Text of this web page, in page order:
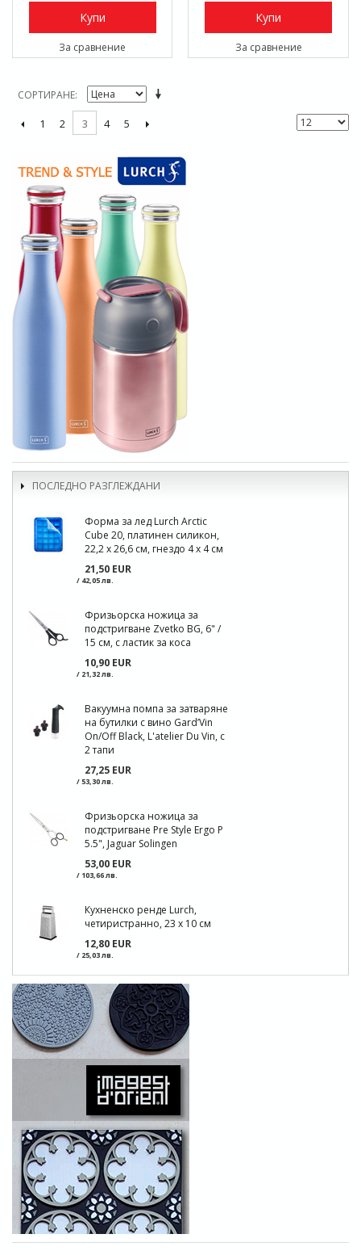
Купи
За сравнение
Купи
За сравнение
СОРТИРАНЕ
1 2 3 4 5
ПОСЛЕДНО РАЗГЛЕЖДАНИ
Форма за лед Lurch Arctic
Cube 20, платинен силикон,
22,2 x 26,6 см, гнездо 4 x 4 см
21,50 EUR
/ 42,05 лв.
Фризьорска ножица за
подстригване Zvetko BG, 6" /
15 см, с ластик за коса
10,90 EUR
/ 21,32 лв.
Вакуумна помпа за затваряне
на бутилки с вино Gard’Vin
On/Off Black, L'atelier Du Vin, с
2 тапи
27,25 EUR
/ 53,30 лв.
Фризьорска ножица за
подстригване Pre Style Ergo P
5.5", Jaguar Solingen
53,00 EUR
/ 103,66 лв.
Кухненско ренде Lurch,
четиристранно, 23 x 10 см
12,80 EUR
/ 25,03 лв.